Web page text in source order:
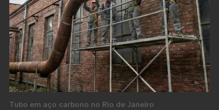
Tubo em aço carbono no Rio de Janeiro